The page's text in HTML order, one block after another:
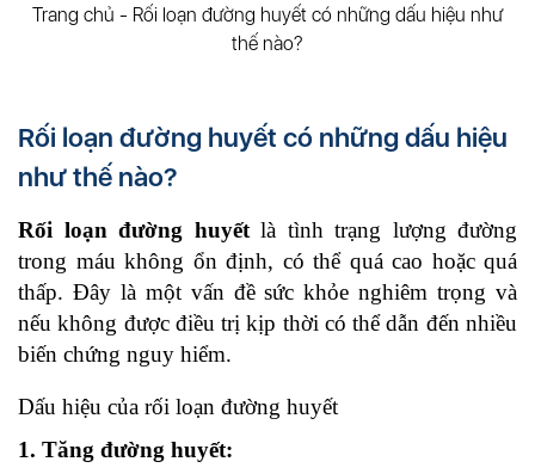
Trang chủ - Rối loạn đường huyết có những dấu hiệu như
thế nào?
Rối loạn đường huyết có những dấu hiệu
như thế nào?
Rối loạn đường huyếtlà tình trạng lượng đường
trong máu không ổn định, có thể quá cao hoặc quá
thấp. Đây là một vấn đề sức khỏe nghiêm trọng và
nếu không được điều trị kịp thời có thể dẫn đến nhiều
biến chứng nguy hiểm.
Dấu hiệu của rối loạn đường huyết
1. Tăng đường huyết: